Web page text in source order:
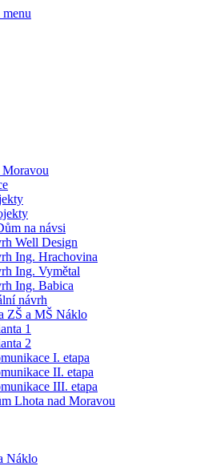
na návsi
Well Design
Ing. Hrachovina
Ing. Vymětal
Ing. Babica
návrh
ZŠ a MŠ Náklo
1
2
I. etapa
II. etapa
III. etapa
Lhota nad Moravou
Náklo